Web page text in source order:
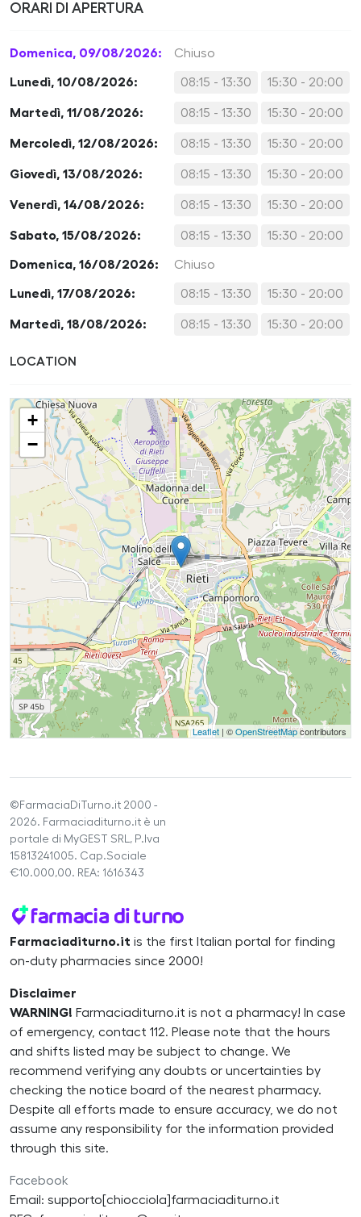
ORARI DI APERTURA
Domenica, 09/08/2026: Chiuso
Lunedì, 10/08/2026: 08:15 - 13:30 15:30 - 20:00
Martedì, 11/08/2026: 08:15 - 13:30 15:30 - 20:00
Mercoledì, 12/08/2026: 08:15 - 13:30 15:30 - 20:00
Giovedì, 13/08/2026: 08:15 - 13:30 15:30 - 20:00
Venerdì, 14/08/2026: 08:15 - 13:30 15:30 - 20:00
Sabato, 15/08/2026: 08:15 - 13:30 15:30 - 20:00
Domenica, 16/08/2026: Chiuso
Lunedì, 17/08/2026: 08:15 - 13:30 15:30 - 20:00
Martedì, 18/08/2026: 08:15 - 13:30 15:30 - 20:00
LOCATION
+
−
Leaflet | ©OpenStreetMapcontributors
©FarmaciaDiTurno.it 2000 -
2026. Farmaciaditurno.it è un
portale di MyGEST SRL, P.Iva
15813241005. Cap.Sociale
€10.000,00. REA: 1616343
Farmaciaditurno.it is the first Italian portal for finding
on-duty pharmacies since 2000!
Disclaimer
WARNING! Farmaciaditurno.it is not a pharmacy! In case
of emergency, contact 112. Please note that the hours
and shifts listed may be subject to change. We
recommend verifying any doubts or uncertainties by
checking the notice board of the nearest pharmacy.
Despite all efforts made to ensure accuracy, we do not
assume any responsibility for the information provided
through this site.
Facebook
Email: supporto[chiocciola]farmaciaditurno.it